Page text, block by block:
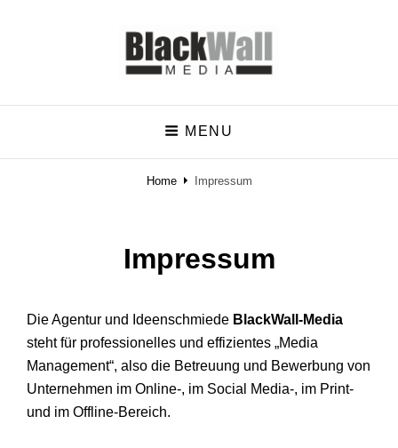
BlackWall-Media
Der Schritt in die richtige Richtung
MENU
Home Impressum
Impressum
Die Agentur und Ideenschmiede BlackWall-Media
steht für professionelles und effizientes „Media
Management“, also die Betreuung und Bewerbung von
Unternehmen im Online-, im Social Media-, im Print-
und im Offline-Bereich.